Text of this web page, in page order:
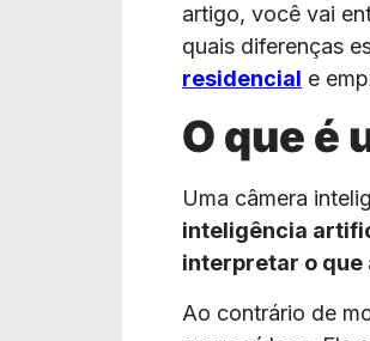
artigo, você vai
quais diferenças
residencial e
O que é
Uma câmera
inteligência
interpretar o que
Ao contrário de